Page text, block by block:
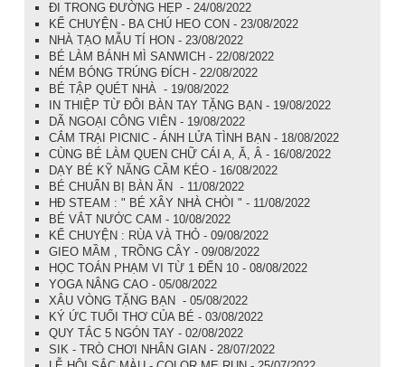
ĐI TRONG ĐƯỜNG HẸP - 24/08/2022
KỂ CHUYỆN - BA CHÚ HEO CON - 23/08/2022
NHÀ TẠO MẪU TÍ HON - 23/08/2022
BÉ LÀM BÁNH MÌ SANWICH - 22/08/2022
NÉM BÓNG TRÚNG ĐÍCH - 22/08/2022
BÉ TẬP QUÉT NHÀ - 19/08/2022
IN THIỆP TỪ ĐÔI BÀN TAY TẶNG BẠN - 19/08/2022
DÃ NGOẠI CÔNG VIÊN - 19/08/2022
CẮM TRẠI PICNIC - ÁNH LỬA TÌNH BẠN - 18/08/2022
CÙNG BÉ LÀM QUEN CHỮ CÁI A, Ă, Â - 16/08/2022
DẠY BÉ KỸ NĂNG CẦM KÉO - 16/08/2022
BÉ CHUẨN BỊ BÀN ĂN - 11/08/2022
HĐ STEAM : " BÉ XÂY NHÀ CHÒI " - 11/08/2022
BÉ VẮT NƯỚC CAM - 10/08/2022
KỂ CHUYỆN : RÙA VÀ THỎ - 09/08/2022
GIEO MẦM , TRỒNG CÂY - 09/08/2022
HỌC TOÁN PHẠM VI TỪ 1 ĐẾN 10 - 08/08/2022
YOGA NÂNG CAO - 05/08/2022
XÂU VÒNG TẶNG BẠN - 05/08/2022
KÝ ỨC TUỔI THƠ CỦA BÉ - 03/08/2022
QUY TẮC 5 NGÓN TAY - 02/08/2022
SIK - TRÒ CHƠI NHÂN GIAN - 28/07/2022